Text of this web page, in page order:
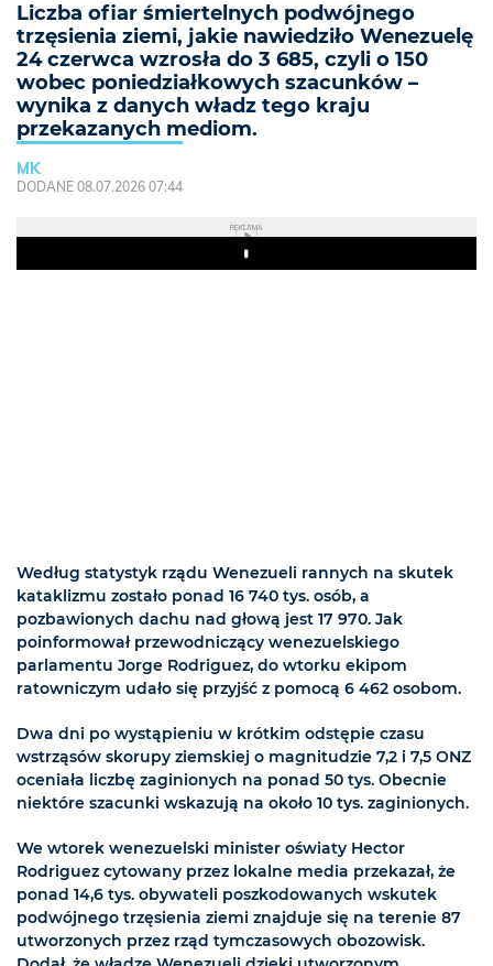
Liczba ofiar śmiertelnych podwójnego
trzęsienia ziemi, jakie nawiedziło Wenezuelę
24 czerwca wzrosła do 3 685, czyli o 150
wobec poniedziałkowych szacunków –
wynika z danych władz tego kraju
przekazanych mediom.
MK
DODANE 08.07.2026 07:44
REKLAMA
Play
Według statystyk rządu Wenezueli rannych na skutek
kataklizmu zostało ponad 16 740 tys. osób, a
pozbawionych dachu nad głową jest 17 970. Jak
poinformował przewodniczący wenezuelskiego
parlamentu Jorge Rodriguez, do wtorku ekipom
ratowniczym udało się przyjść z pomocą 6 462 osobom.
Dwa dni po wystąpieniu w krótkim odstępie czasu
wstrząsów skorupy ziemskiej o magnitudzie 7,2 i 7,5 ONZ
oceniała liczbę zaginionych na ponad 50 tys. Obecnie
niektóre szacunki wskazują na około 10 tys. zaginionych.
We wtorek wenezuelski minister oświaty Hector
Rodriguez cytowany przez lokalne media przekazał, że
ponad 14,6 tys. obywateli poszkodowanych wskutek
podwójnego trzęsienia ziemi znajduje się na terenie 87
utworzonych przez rząd tymczasowych obozowisk.